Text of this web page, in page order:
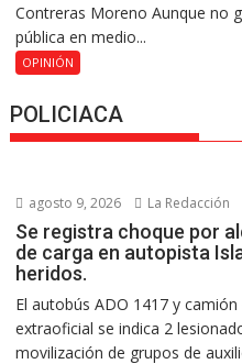
Contreras Moreno Aunque no
pública en medio...
OPINIÓN
POLICIACA
agosto 9, 2026 La Redacción
Se registra choque por
de carga en autopista
heridos.
El autobús ADO 1417 y
extraoficial se indica 2
movilización de grupos de